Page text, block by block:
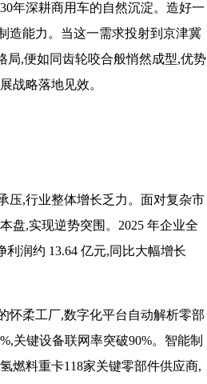
年深耕商用车的自然沉淀。造好一
造能力。当这一需求投射到京津冀
局,便如同齿轮咬合般悄然成型,优势
战略落地见效。
压,行业整体增长乏力。面对复杂市
盘,实现逆势突围。2025 年企业全
利润约 13.64 亿元,同比大幅增长
怀柔工厂,数字化平台自动解析零部
关键设备联网率突破90%。智能制
料重卡118家关键零部件供应商,